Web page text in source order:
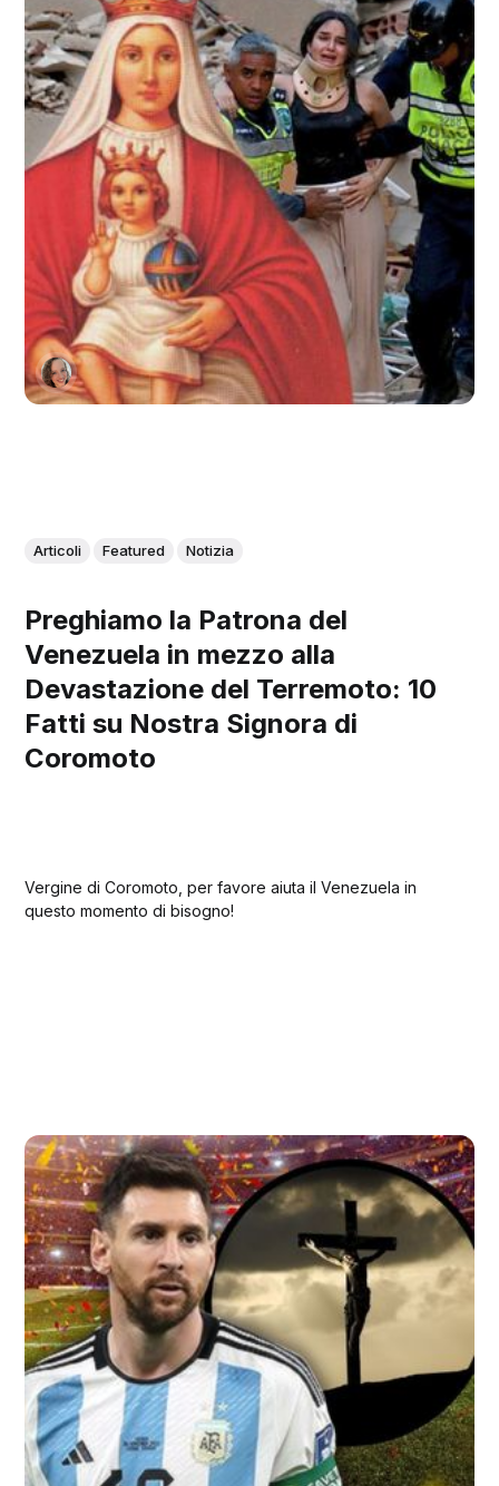
Articoli Featured Notizia
Preghiamo la Patrona del
Venezuela in mezzo alla
Devastazione del Terremoto: 10
Fatti su Nostra Signora di
Coromoto
Vergine di Coromoto, per favore aiuta il Venezuela in
questo momento di bisogno!